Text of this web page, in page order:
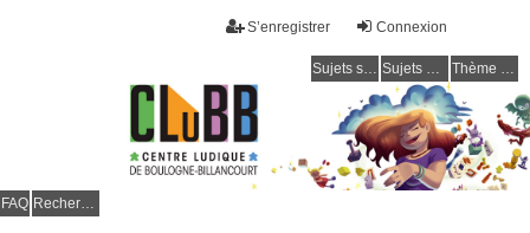
Connexion
S’enregistrer
Sujets sans réponse Sujets actifs Thème clair / foncé
FAQ Rechercher